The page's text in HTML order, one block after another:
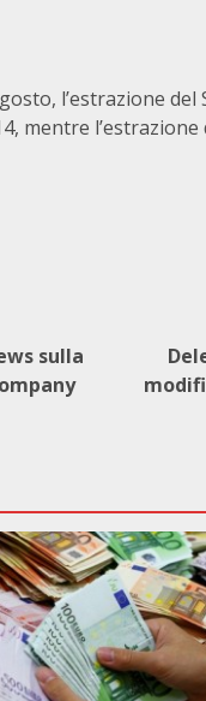
l’estrazione
mentre
sulla